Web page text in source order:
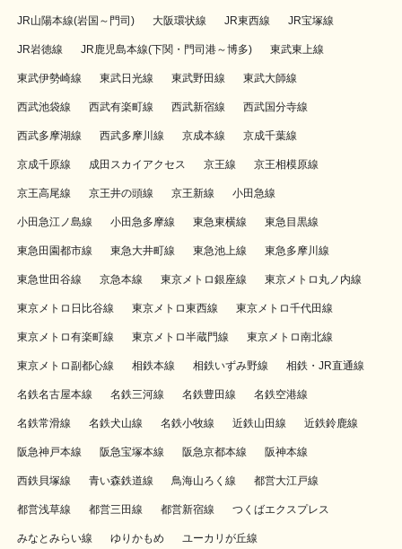
JR山陽本線(岩国～門司) 大阪環状線 JR東西線 JR宝塚線
JR岩徳線 JR鹿児島本線(下関・門司港～博多) 東武東上線
東武伊勢崎線 東武日光線 東武野田線 東武大師線
西武池袋線 西武有楽町線 西武新宿線 西武国分寺線
西武多摩湖線 西武多摩川線 京成本線 京成千葉線
京成千原線 成田スカイアクセス 京王線 京王相模原線
京王高尾線 京王井の頭線 京王新線 小田急線
小田急江ノ島線 小田急多摩線 東急東横線 東急目黒線
東急田園都市線 東急大井町線 東急池上線 東急多摩川線
東急世田谷線 京急本線 東京メトロ銀座線 東京メトロ丸ノ内線
東京メトロ日比谷線 東京メトロ東西線 東京メトロ千代田線
東京メトロ有楽町線 東京メトロ半蔵門線 東京メトロ南北線
東京メトロ副都心線 相鉄本線 相鉄いずみ野線 相鉄・JR直通線
名鉄名古屋本線 名鉄三河線 名鉄豊田線 名鉄空港線
名鉄常滑線 名鉄犬山線 名鉄小牧線 近鉄山田線 近鉄鈴鹿線
阪急神戸本線 阪急宝塚本線 阪急京都本線 阪神本線
西鉄貝塚線 青い森鉄道線 鳥海山ろく線 都営大江戸線
都営浅草線 都営三田線 都営新宿線 つくばエクスプレス
みなとみらい線 ゆりかもめ ユーカリが丘線